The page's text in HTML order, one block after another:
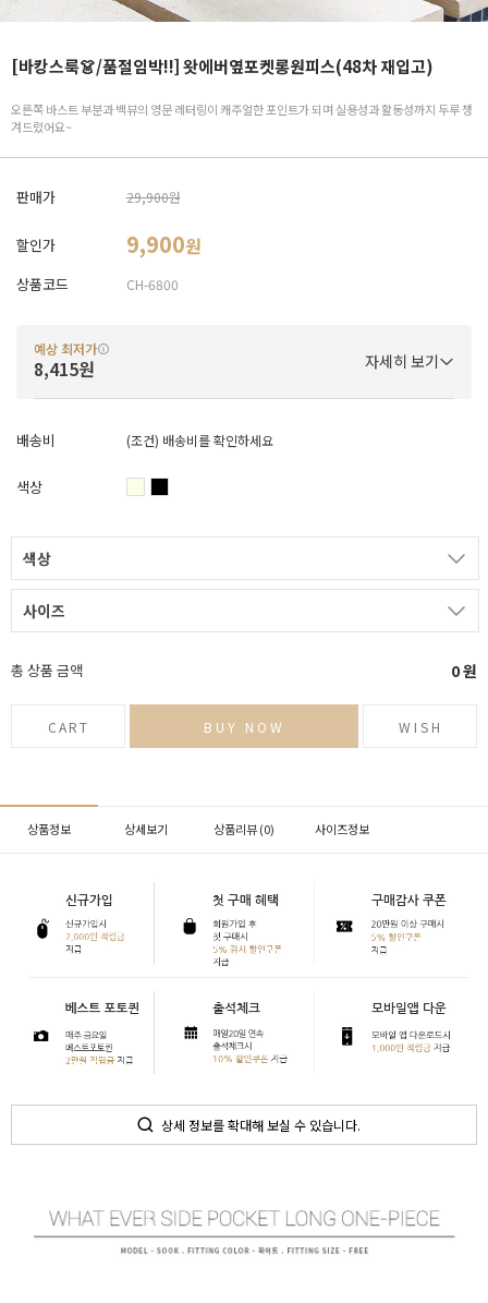
[바캉스룩👗/품절임박!!] 왓에버옆포켓롱원피스(48차 재입고)
오른쪽 바스트 부분과 백뷰의 영문 레터링이 캐주얼한 포인트가 되며 실용성과 활동성까지 두루 챙
겨드렸어요~
판매가 29,900원
할인가 9,900원
상품코드 CH-6800
예상 최저가
8,415원 자세히 보기
배송비 (조건) 배송비를 확인하세요
색상
색상
사이즈
총 상품 금액 0원
CART BUY NOW WISH
상품정보 상세보기 상품리뷰 (0) 사이즈정보
상세 정보를 확대해 보실 수 있습니다.